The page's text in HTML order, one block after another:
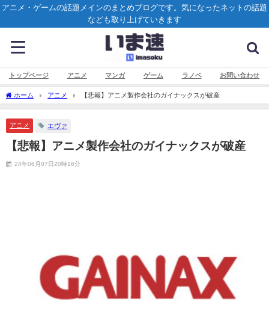
アニメ・ゲームの話題メインのまとめブログです。気になったネットの話題
なども取り上げていきます
トップページ アニメ マンガ ゲーム ラノベ お問い合わせ
ホーム アニメ 【悲報】アニメ製作会社のガイナックスが破産
アニメ エヴァ
【悲報】アニメ製作会社のガイナックスが破産
24年06月07日20時16分